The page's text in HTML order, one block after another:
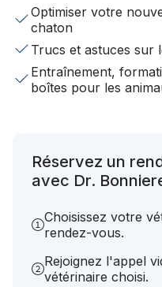
Optimiser votre
chaton
Trucs et astuces sur
Entraînement,
boîtes pour les
Réservez un
avec Dr.
Choisissez votre
rendez-vous.
Rejoignez l'appel
vétérinaire choisi.